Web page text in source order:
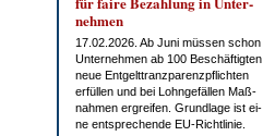
neh­men
17.02.2026. Ab Ju­ni müs­sen schon
Un­ter­neh­men ab 100 Be­schäf­tig­ten
neue Ent­gelt­tranz­pa­renz­pflich­ten
er­fül­len und bei Lohn­ge­fäl­len Maß­
nah­men er­grei­fen. Grund­la­ge ist ei­
ne ent­spre­chen­de EU-Richt­li­nie.